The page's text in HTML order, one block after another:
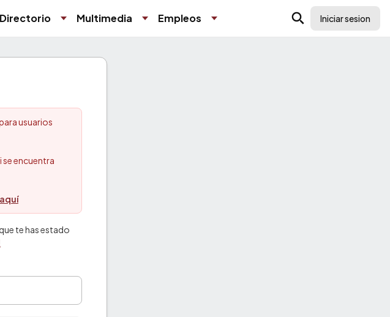
Directorio Multimedia Empleos Iniciar sesion
usuarios
se encuentra
te has estado